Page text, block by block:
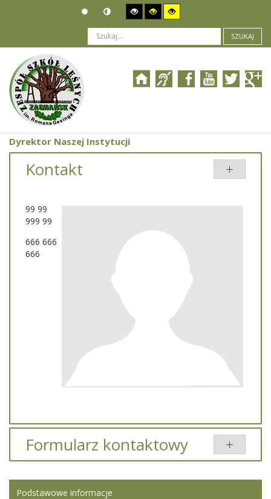
SZUKAJ
Jesteś tutaj: Kontakt
Dyrektor Naszej Instytucji
Kontakt
99 99
999 99
666 666
666
Formularz kontaktowy
Podstawowe informacje